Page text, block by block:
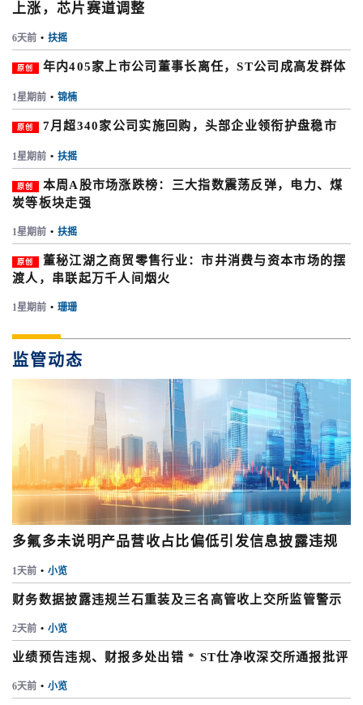
上涨，芯片赛道调整
6天前 • 扶摇
原创 年内405家上市公司董事长离任，ST公司成高发群体
1星期前 • 锦楠
原创 7月超340家公司实施回购，头部企业领衔护盘稳市
1星期前 • 扶摇
原创
本周A股市场涨跌榜：三大指数震荡反弹，电力、煤
炭等板块走强
1星期前 • 扶摇
原创
董秘江湖之商贸零售行业：市井消费与资本市场的摆
渡人，串联起万千人间烟火
1星期前 • 珊珊
监管动态
多氟多未说明产品营收占比偏低引发信息披露违规
1天前 • 小览
财务数据披露违规兰石重装及三名高管收上交所监管警示
2天前 • 小览
业绩预告违规、财报多处出错 * ST仕净收深交所通报批评
6天前 • 小览